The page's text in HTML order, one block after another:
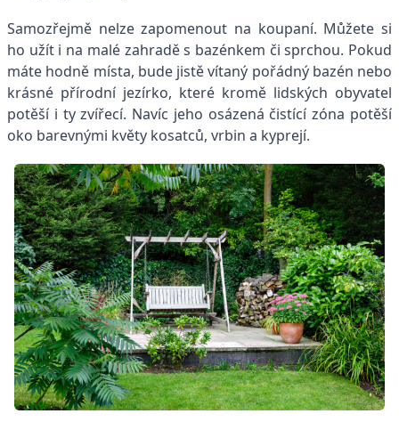
Samozřejmě nelze zapomenout na koupaní. Můžete si
ho užít i na malé zahradě s bazénkem či sprchou. Pokud
máte hodně místa, bude jistě vítaný pořádný bazén nebo
krásné přírodní jezírko, které kromě lidských obyvatel
potěší i ty zvířecí. Navíc jeho osázená čistící zóna potěší
oko barevnými květy kosatců, vrbin a kyprejí.